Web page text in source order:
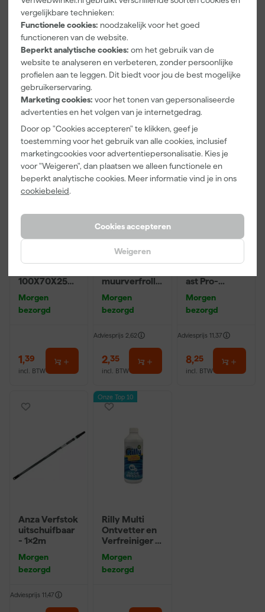
vergelijkbare technieken:
Functionele cookies: noodzakelijk voor het goed
functioneren van de website.
Beperkt analytische cookies: om het gebruik van de
website te analyseren en verbeteren, zonder persoonlijke
profielen aan te leggen. Dit biedt voor jou de best mogelijke
gebruikerservaring.
Marketing cookies: voor het tonen van gepersonaliseerde
advertenties en het volgen van je internetgedrag.
Door op "Cookies accepteren" te klikken, geef je
toestemming voor het gebruik van alle cookies, inclusief
marketingcookies voor advertentiepersonalisatie. Kies je
voor "Weigeren", dan plaatsen we alleen functionele en
beperkt analytische cookies. Meer informatie vind je in ons
cookiebeleid.
Cookies accepteren
Weigeren
zakelijk bestellen lees dan verder over zakelijk bestellen.
Lucamax
Washi tape -
50mx24mm
Morgen
bezorgd
Adviesprijs 6,00
3,99
incl. BTW
3888-27
Masker met
Washi Tape -
2,7 x 20m
Morgen
bezorgd
Afgelopen 30 dgn
9,07
incl. BTW
Verfbak -
Inzetbakken
bezorgd
3,99
incl. BTW
Klingspor
100X70X25m
P220
Morgen
bezorgd
1,39
incl. BTW
muurverfrolle
Morgen
bezorgd
Adviesprijs 2,62
2,35
incl. BTW
Onze Top 10
ast Pro-
10 (2cm)
Morgen
bezorgd
Adviesprijs 11,37
8,25
incl. BTW
Anza Verfstok
uitschuifbaar
- 1x2m
Morgen
bezorgd
Adviesprijs 11,47
Onze Top 10
Rilly Multi
Ontvetter en
Verfreiniger –
Morgen
bezorgd